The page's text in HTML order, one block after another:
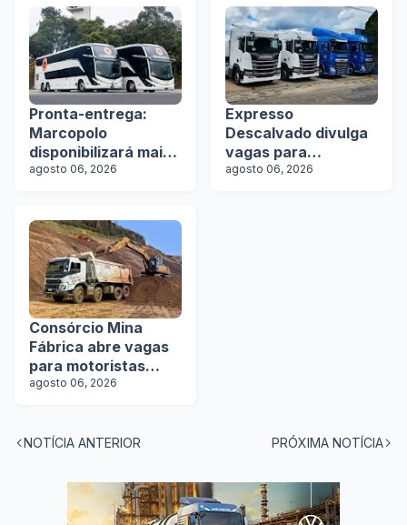
Pronta-entrega:
Marcopolo
disponibilizará mais
de 100 ônibus para
agosto 06, 2026
Expresso
Descalvado divulga
vagas para
motoristas
agosto 06, 2026
Consórcio Mina
Fábrica abre vagas
para motoristas
categoria D
agosto 06, 2026
NOTÍCIA ANTERIOR PRÓXIMA NOTÍCIA